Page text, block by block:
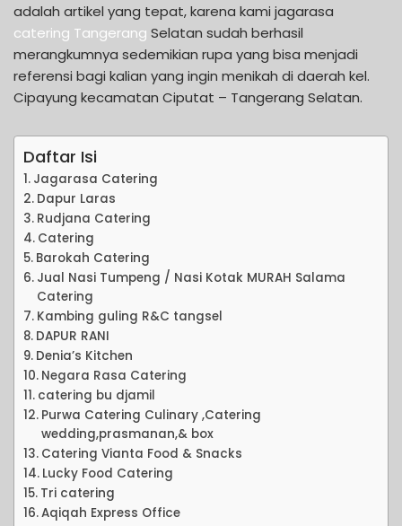
adalah artikel yang tepat, karena kami jagarasa
catering Tangerang Selatan sudah berhasil
merangkumnya sedemikian rupa yang bisa menjadi
referensi bagi kalian yang ingin menikah di daerah kel.
Cipayung kecamatan Ciputat – Tangerang Selatan.
Daftar Isi
Jagarasa Catering
Dapur Laras
Rudjana Catering
Catering
Barokah Catering
Jual Nasi Tumpeng / Nasi Kotak MURAH Salama
Catering
Kambing guling R&C tangsel
DAPUR RANI
Denia’s Kitchen
Negara Rasa Catering
catering bu djamil
Purwa Catering Culinary ,Catering
wedding,prasmanan,& box
Catering Vianta Food & Snacks
Lucky Food Catering
Tri catering
Aqiqah Express Office